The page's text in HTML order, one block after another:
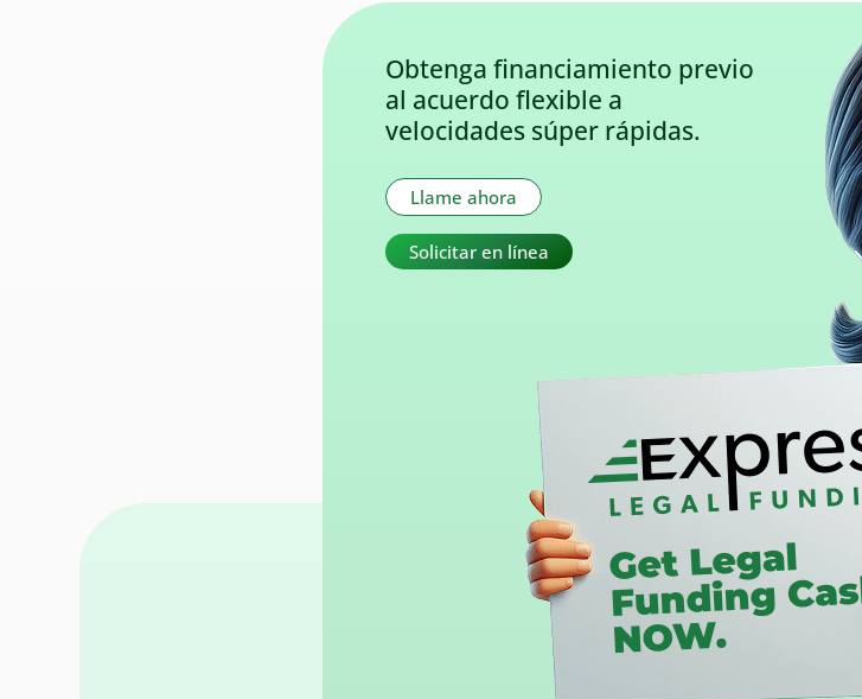
Obtenga financiamiento previo
al acuerdo flexible a
velocidades súper rápidas.
Llame ahora
Solicitar en línea